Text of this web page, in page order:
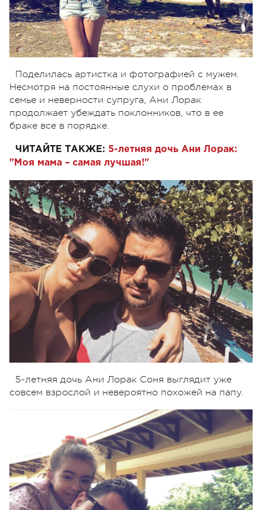
Поделилась артистка и фотографией с мужем.
Несмотря на постоянные слухи о проблемах в
семье и неверности супруга, Ани Лорак
продолжает убеждать поклонников, что в ее
браке все в порядке.
ЧИТАЙТЕ ТАКЖЕ: 5-летняя дочь Ани Лорак:
"Моя мама – самая лучшая!"
5-летняя дочь Ани Лорак Соня выглядит уже
совсем взрослой и невероятно похожей на папу.